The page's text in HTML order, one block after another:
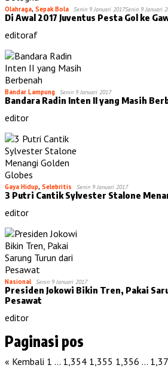
Olahraga, Sepak Bola Senin 9 Januari 2017Senin 9 Januari
Di Awal 2017 Juventus Pesta Gol ke
editoraf
Bandar Lampung Senin 9 Januari 2017
Bandara Radin Inten II yang Masih
editor
Gaya Hidup, Selebritis Senin 9 Januari 2017
3 Putri Cantik Sylvester Stalone
editor
Nasional Senin 9 Januari 2017
Presiden Jokowi Bikin Tren, Pakai
Pesawat
editor
Paginasi pos
« Kembali 1 … 1,354 1,355 1,356 …